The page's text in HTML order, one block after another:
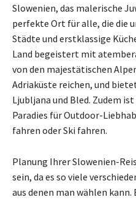
Slowenien, das malerische
perfekte Ort für alle, die die
Städte und erstklassige
Land begeistert mit
von den majestätischen
Adriaküste reichen, und
Ljubljana und Bled. Zudem
Paradies für Outdoor-
fahren oder Ski fahren.
Planung Ihrer Slowenien-
sein, da es so viele
aus denen man wählen